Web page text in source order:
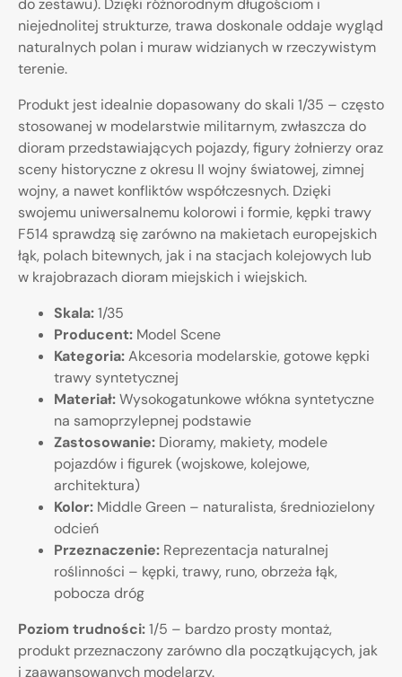
do zestawu). Dzięki różnorodnym długościom i
niejednolitej strukturze, trawa doskonale oddaje wygląd
naturalnych polan i muraw widzianych w rzeczywistym
terenie.
Produkt jest idealnie dopasowany do skali 1/35 – często
stosowanej w modelarstwie militarnym, zwłaszcza do
dioram przedstawiających pojazdy, figury żołnierzy oraz
sceny historyczne z okresu II wojny światowej, zimnej
wojny, a nawet konfliktów współczesnych. Dzięki
swojemu uniwersalnemu kolorowi i formie, kępki trawy
F514 sprawdzą się zarówno na makietach europejskich
łąk, polach bitewnych, jak i na stacjach kolejowych lub
w krajobrazach dioram miejskich i wiejskich.
Skala:1/35
Producent: Model Scene
Kategoria:Akcesoria modelarskie, gotowe kępki
trawy syntetycznej
Materiał:Wysokogatunkowe włókna syntetyczne
na samoprzylepnej podstawie
Zastosowanie: Dioramy, makiety, modele
pojazdów i figurek (wojskowe, kolejowe,
architektura)
Kolor: Middle Green – naturalista, średniozielony
odcień
Przeznaczenie: Reprezentacja naturalnej
roślinności – kępki, trawy, runo, obrzeża łąk,
pobocza dróg
Poziom trudności:1/5 – bardzo prosty montaż,
produkt przeznaczony zarówno dla początkujących, jak
i zaawansowanych modelarzy.